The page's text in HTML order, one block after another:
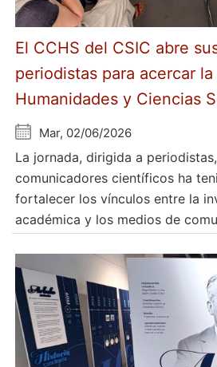
El CCHS del CSIC abre
periodistas para acercar
Humanidades y Ciencias
Mar, 02/06/2026
La jornada, dirigida a
comunicadores científicos ha
fortalecer los vínculos entre la
académica y los medios de